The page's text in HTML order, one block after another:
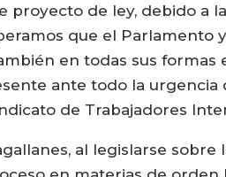
proyecto de ley, debido a
que el Parlamento
en todas sus formas
ante todo la
de Trabajadores
al legislarse